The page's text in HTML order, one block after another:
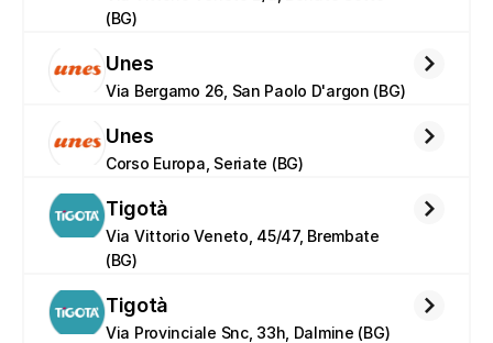
(BG)
Unes
Via Bergamo 26, San Paolo D'argon (BG)
Unes
Corso Europa, Seriate (BG)
Tigotà
Via Vittorio Veneto, 45/47, Brembate
(BG)
Tigotà
Via Provinciale Snc, 33h, Dalmine (BG)